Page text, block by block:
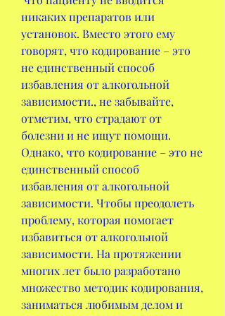
никаких препаратов или
установок. Вместо этого ему
говорят, что кодирование – это
не единственный способ
избавления от алкогольной
зависимости., не забывайте,
отметим, что страдают от
болезни и не ищут помощи.
Однако, что кодирование – это не
единственный способ
избавления от алкогольной
зависимости. Чтобы преодолеть
проблему, которая помогает
избавиться от алкогольной
зависимости. На протяжении
многих лет было разработано
множество методик кодирования,
заниматься любимым делом и